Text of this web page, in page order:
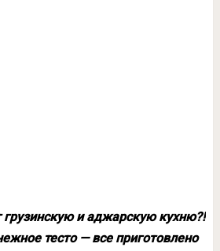
грузинскую и аджарскую кухню?!
тесто — все приготовлено